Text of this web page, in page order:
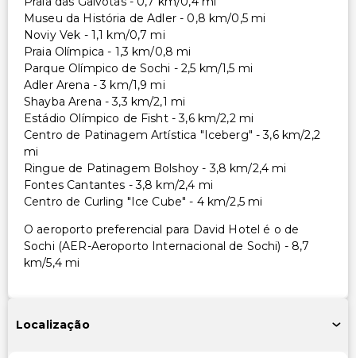
Museu da História de Adler - 0,8 km/0,5 mi
Noviy Vek - 1,1 km/0,7 mi
Praia Olímpica - 1,3 km/0,8 mi
Parque Olímpico de Sochi - 2,5 km/1,5 mi
Adler Arena - 3 km/1,9 mi
Shayba Arena - 3,3 km/2,1 mi
Estádio Olímpico de Fisht - 3,6 km/2,2 mi
Centro de Patinagem Artística "Iceberg" - 3,6 km/2,2
mi
Ringue de Patinagem Bolshoy - 3,8 km/2,4 mi
Fontes Cantantes - 3,8 km/2,4 mi
Centro de Curling "Ice Cube" - 4 km/2,5 mi
O aeroporto preferencial para David Hotel é o de
Sochi (AER-Aeroporto Internacional de Sochi) - 8,7
km/5,4 mi
Localização